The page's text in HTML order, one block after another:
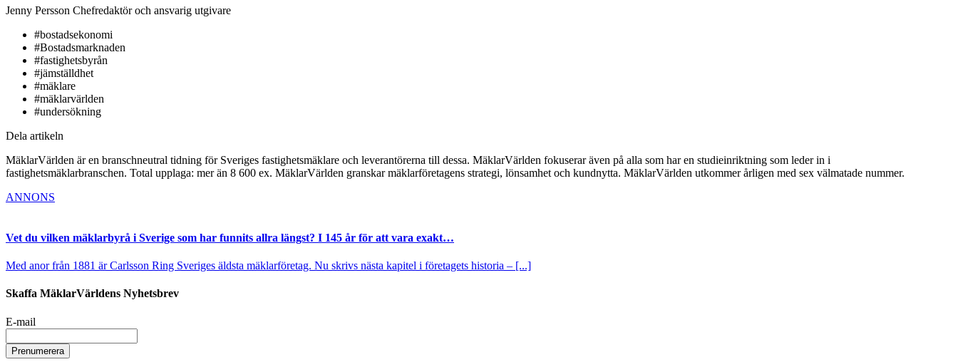
Jenny Persson Chefredaktör och ansvarig utgivare
#bostadsekonomi
#Bostadsmarknaden
#fastighetsbyrån
#jämställdhet
#mäklare
#mäklarvärlden
#undersökning
Dela artikeln
MäklarVärlden är en branschneutral tidning för Sveriges fastighetsmäklare och leverantörerna till dessa. MäklarVärlden fokuserar även på alla som har en studieinriktning som leder in i
fastighetsmäklarbranschen. Total upplaga: mer än 8 600 ex. MäklarVärlden granskar mäklarföretagens strategi, lönsamhet och kundnytta. MäklarVärlden utkommer årligen med sex välmatade nummer.
ANNONS
Vet du vilken mäklarbyrå i Sverige som har funnits allra längst? I 145 år för att vara exakt…
Med anor från 1881 är Carlsson Ring Sveriges äldsta mäklarföretag. Nu skrivs nästa kapitel i företagets historia – [...]
Skaffa MäklarVärldens Nyhetsbrev
E-mail
Prenumerera